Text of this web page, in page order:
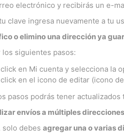
electrónico y recibirás un e-
clave ingresa nuevamente a tu
o elimino una dirección ya
siguientes pasos:
en Mi cuenta y selecciona la
en el icono de editar (icono de
pasos podrás tener
envíos a múltiples
solo debes agregar una o varias